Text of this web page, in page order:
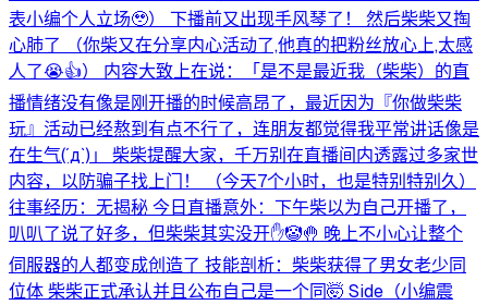
表小编个人立场🥹） 下播前又出现手风琴了！ 然后柴柴又掏
心肺了 （你柴又在分享内心活动了,他真的把粉丝放心上,太感
人了😭👍） 内容大致上在说：「是不是最近我（柴柴）的直
播情绪没有像是刚开播的时候高昂了，最近因为『你做柴柴
玩』活动已经熬到有点不行了，连朋友都觉得我平常讲话像是
在生气⁠(⁠´⁠д⁠`⁠)⁠」 柴柴提醒大家，千万别在直播间内透露过多家世
内容，以防骗子找上门！ （今天7个小时，也是特别特别久）
往事经历：无揭秘 今日直播意外：下午柴以为自己开播了，
叭叭了说了好多，但柴柴其实没开✋🤡🤚 晚上不小心让整个
伺服器的人都变成创造了 技能剖析：柴柴获得了男女老少同
位体 柴柴正式承认并且公布自己是一个同🤯 Side（小编震